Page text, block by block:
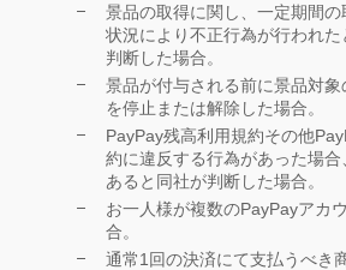
景品の取得に関し、一定期間
状況により不正行為が行われ
判断した場合。
景品が付与される前に景品対象
を停止または解除した場合。
PayPay残高利用規約その他
約に違反する行為があった場
あると同社が判断した場合。
お一人様が複数のPayPayアカ
合。
通常1回の決済にて支払うべき